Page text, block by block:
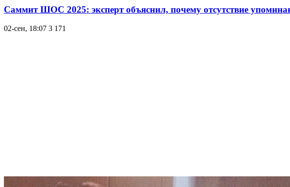
Саммит ШОС 2025: эксперт объяснил, почему отсутствие
02-сен, 18:07 3 171